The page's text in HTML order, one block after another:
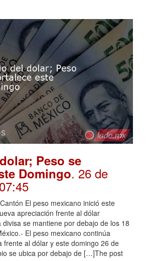
Peso se
Domingo. 26 de
El peso mexicano inició este
apreciación frente al dólar
se mantiene por debajo de los 18
El peso mexicano continúa
frente al dólar y este domingo 26 de
se ubica por debajo de […]The post